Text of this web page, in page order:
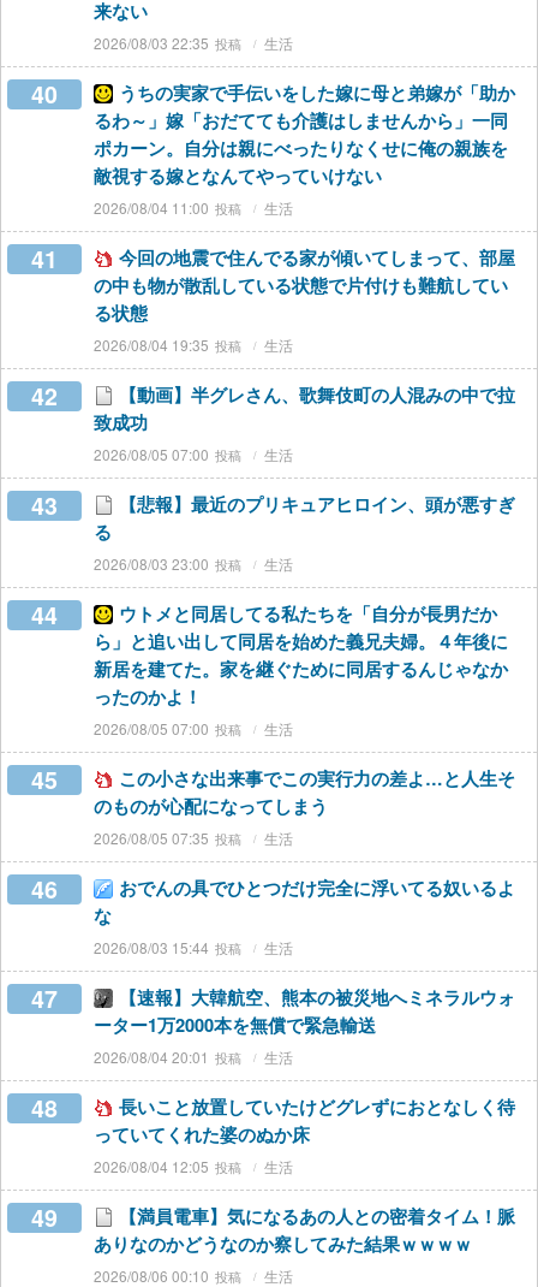
来ない
2026/08/03 22:35 生活
40
うちの実家で手伝いをした嫁に母と弟嫁が「助か
るわ～」嫁「おだてても介護はしませんから」一同
ポカーン。自分は親にべったりなくせに俺の親族を
敵視する嫁となんてやっていけない
2026/08/04 11:00 生活
41
今回の地震で住んでる家が傾いてしまって、部屋
の中も物が散乱している状態で片付けも難航してい
る状態
2026/08/04 19:35 生活
42
【動画】半グレさん、歌舞伎町の人混みの中で拉
致成功
2026/08/05 07:00 生活
43
【悲報】最近のプリキュアヒロイン、頭が悪すぎ
る
2026/08/03 23:00 生活
44
ウトメと同居してる私たちを「自分が長男だか
ら」と追い出して同居を始めた義兄夫婦。４年後に
新居を建てた。家を継ぐために同居するんじゃなか
ったのかよ！
2026/08/05 07:00 生活
45
この小さな出来事でこの実行力の差よ…と人生そ
のものが心配になってしまう
2026/08/05 07:35 生活
46
おでんの具でひとつだけ完全に浮いてる奴いるよ
な
2026/08/03 15:44 生活
47
【速報】大韓航空、熊本の被災地へミネラルウォ
ーター1万2000本を無償で緊急輸送
2026/08/04 20:01 生活
48
長いこと放置していたけどグレずにおとなしく待
っていてくれた婆のぬか床
2026/08/04 12:05 生活
49
【満員電車】気になるあの人との密着タイム！脈
ありなのかどうなのか察してみた結果ｗｗｗｗ
2026/08/06 00:10 生活